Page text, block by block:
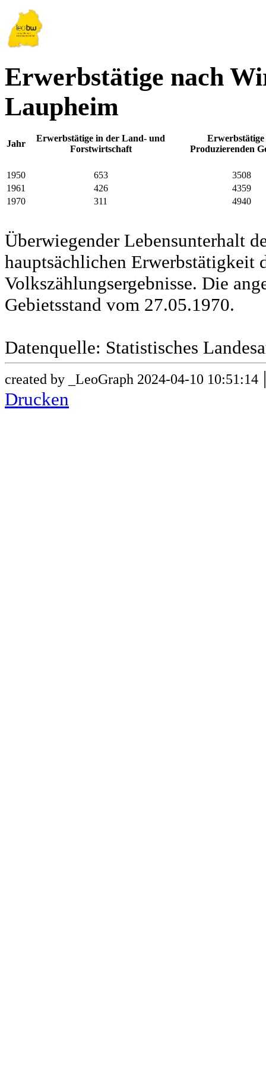
Erwerbstätige nach
Laupheim
Jahr
Erwerbstätige in der Land- und
Forstwirtschaft
Erwerbstätige
Produzierenden
1950 653
3508
1961
426
4359
1970
311 4940
Überwiegender Lebensunterhalt
hauptsächlichen Erwerbstätigkeit
Volkszählungsergebnisse. Die
Gebietsstand vom 27.05.1970.
Datenquelle: Statistisches
created by _LeoGraph 2024-04-10 10:51:14
Drucken